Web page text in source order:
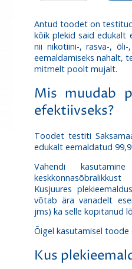
Antud toodet on
kõik plekid said edukalt
nii nikotiini-, rasva-,
eemaldamiseks nahalt,
mitmelt poolt mujalt.
Mis muudab
efektiivseks?
Toodet testiti
edukalt eemaldatud
Vahendi
Kusjuures
võtab ära vanadelt
jms) ka selle kopitanud
Õigel kasutamisel
Kus